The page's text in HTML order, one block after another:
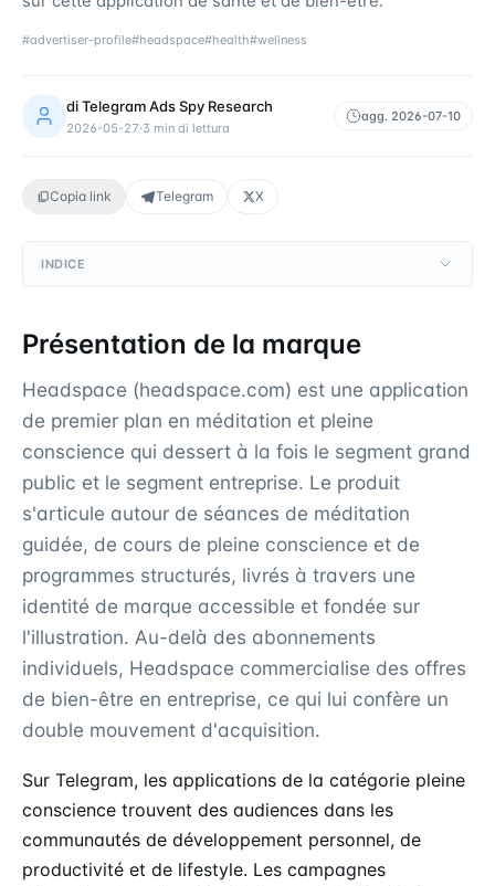
#advertiser-profile#headspace#health#wellness
diTelegram Ads Spy Research
2026-05-27·3 min di lettura
agg. 2026-07-10
Copia link Telegram X
INDICE
Présentation de la marque
Headspace (headspace.com) est une application
de premier plan en méditation et pleine
conscience qui dessert à la fois le segment grand
public et le segment entreprise. Le produit
s'articule autour de séances de méditation
guidée, de cours de pleine conscience et de
programmes structurés, livrés à travers une
identité de marque accessible et fondée sur
l'illustration. Au-delà des abonnements
individuels, Headspace commercialise des offres
de bien-être en entreprise, ce qui lui confère un
double mouvement d'acquisition.
Sur Telegram, les applications de la catégorie pleine
conscience trouvent des audiences dans les
communautés de développement personnel, de
productivité et de lifestyle. Les campagnes